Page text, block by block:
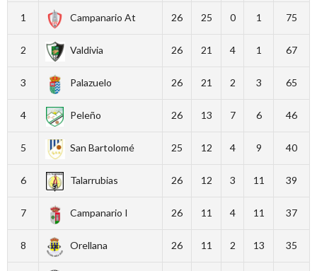
1 Campanario At 26 25 0 1 75
2 Valdivia 26 21 4 1 67
3 Palazuelo 26 21 2 3 65
4 Peleño 26 13 7 6 46
5 San Bartolomé 25 12 4 9 40
6 Talarrubias 26 12 3 11 39
7 Campanario I 26 11 4 11 37
8 Orellana 26 11 2 13 35